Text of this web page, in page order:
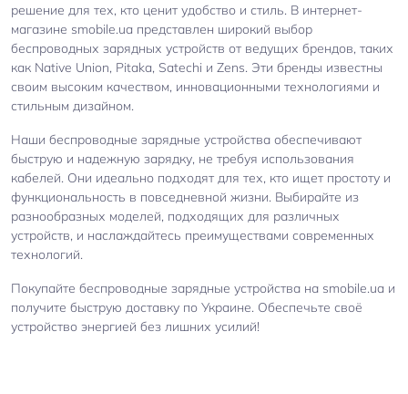
решение для тех, кто ценит удобство и стиль. В интернет-
магазине smobile.ua представлен широкий выбор
беспроводных зарядных устройств от ведущих брендов, таких
как Native Union, Pitaka, Satechi и Zens. Эти бренды известны
своим высоким качеством, инновационными технологиями и
стильным дизайном.
Наши беспроводные зарядные устройства обеспечивают
быструю и надежную зарядку, не требуя использования
кабелей. Они идеально подходят для тех, кто ищет простоту и
функциональность в повседневной жизни. Выбирайте из
разнообразных моделей, подходящих для различных
устройств, и наслаждайтесь преимуществами современных
технологий.
Покупайте беспроводные зарядные устройства на smobile.ua и
получите быструю доставку по Украине. Обеспечьте своё
устройство энергией без лишних усилий!